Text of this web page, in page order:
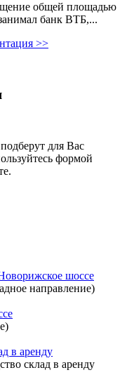
общей площадью
банк ВТБ,­...
>>
для Вас
формой
шоссе
направление)
в аренду
склад в аренду